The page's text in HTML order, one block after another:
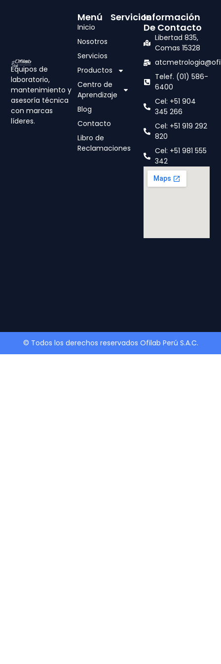
Equipos de
laboratorio,
mantenimiento y
asesoría técnica
con marcas
líderes.
Servicios
Menú
Inicio
Nosotros
Servicios
Productos
Centro de
Aprendizaje
Blog
Contacto
Libro de
Reclamaciones
Información
De Contacto
Libertad 835,
Comas 15328
Telef. (01) 586-
6400
Cel: +51 904
345 266
Cel: +51 919 292
820
Cel: +51 981 555
342
© Todos los derechos reservados Ofilab Perú S.A.C.